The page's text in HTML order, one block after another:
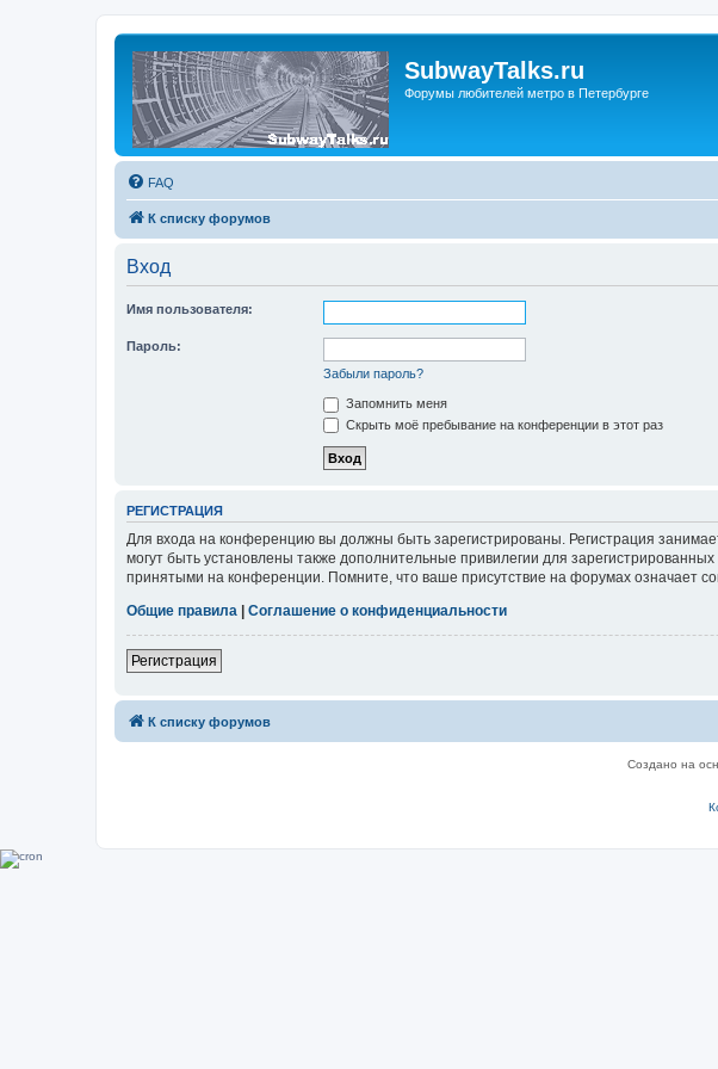
SubwayTalks.ru
Форумы любителей метро в Петербурге
FAQ
К списку форумов
Вход
Имя пользователя:
Пароль:
Забыли пароль?
Запомнить меня
Скрыть моё пребывание на конференции в этот раз
РЕГИСТРАЦИЯ
Для входа на конференцию вы должны быть зарегистрированы. Регистрация
могут быть установлены также дополнительные привилегии для
принятыми на конференции. Помните, что ваше присутствие на форумах означает
Общие правила | Соглашение о конфиденциальности
Регистрация
К списку форумов
Создано на